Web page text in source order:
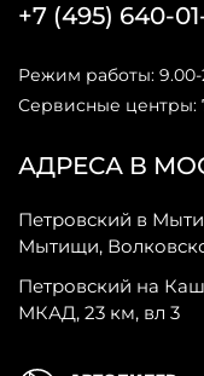
АДРЕСА В
Петровский в
Мытищи,
Петровский на
МКАД, 23 км, вл 3
+7 (495) 640-01-
Режим работы: 9.00-
Сервисные центры: